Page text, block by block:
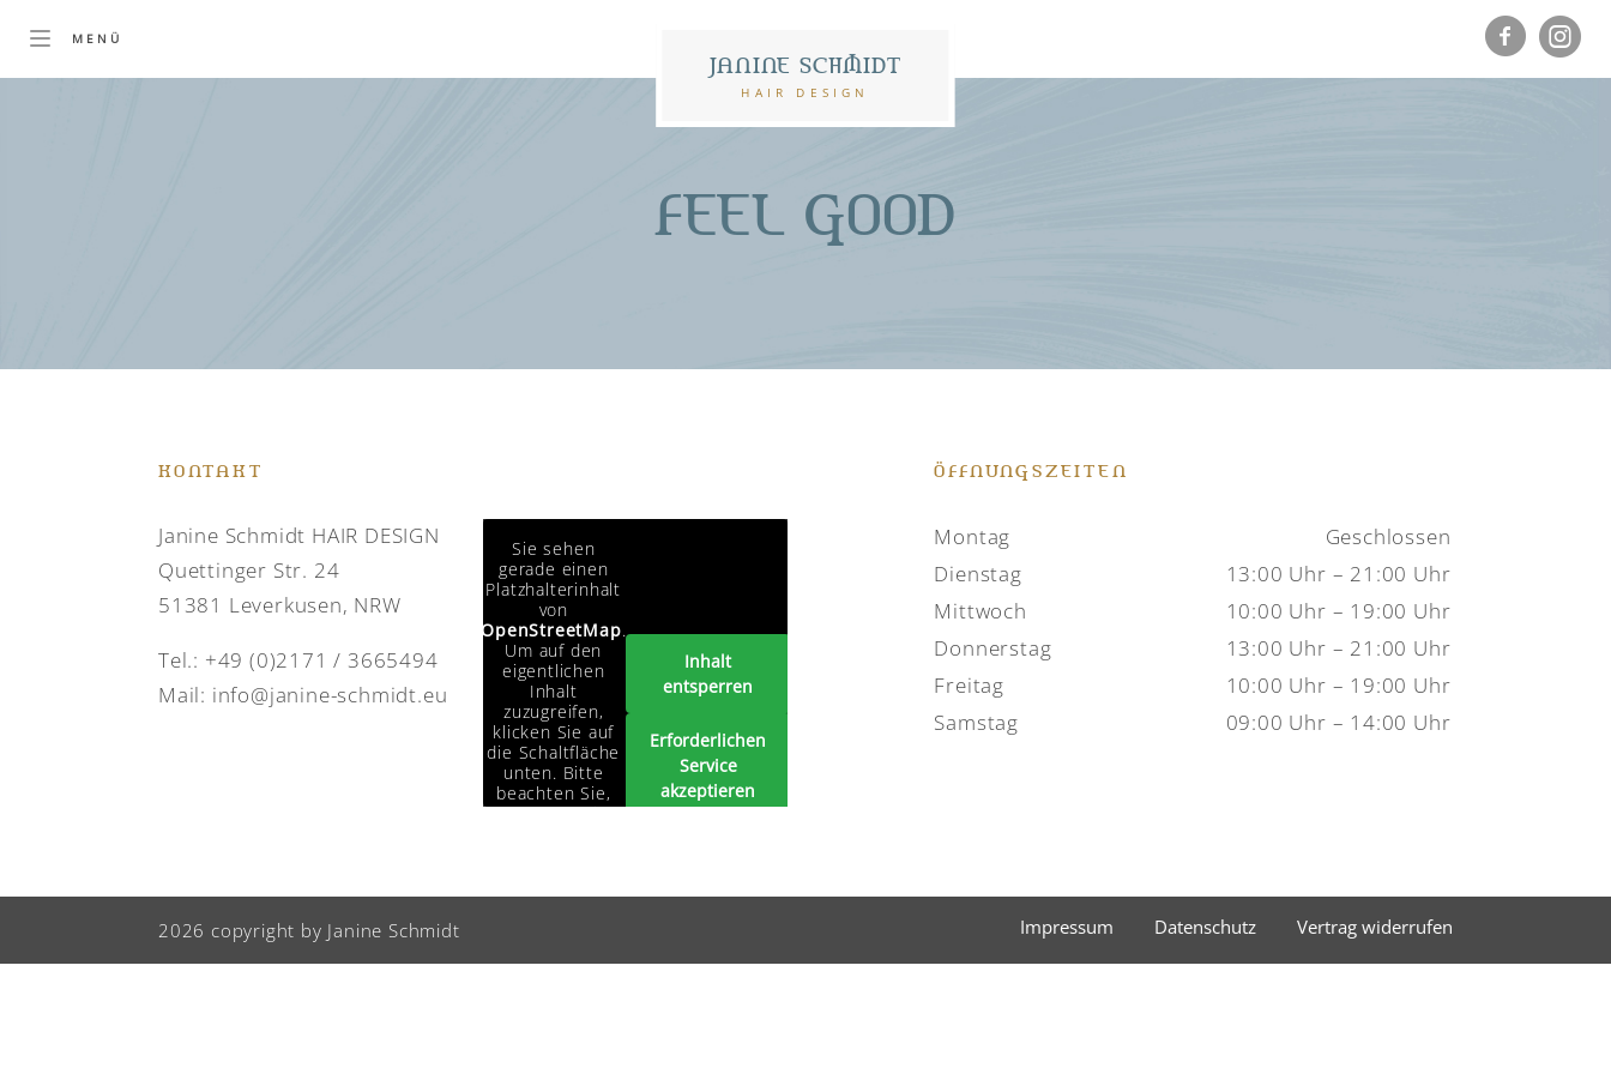
JANINE SCHMIDT
HAIR DESIGN
FEEL GOOD
KONTAKT
Janine Schmidt HAIR DESIGN
Quettinger Str. 24
51381 Leverkusen, NRW
Tel.: +49 (0)2171 / 3665494
Mail: info@janine-schmidt.eu
Sie sehen
gerade einen
Platzhalterinhalt
von
OpenStreetMap.
Um auf den
eigentlichen
Inhalt
zuzugreifen,
klicken Sie auf
die Schaltfläche
unten. Bitte
beachten Sie,
dass dabei
werden.
Inhalt
entsperren
Erforderlichen
Service
akzeptieren
ÖFFNUNGSZEITEN
Montag
Geschlossen
Dienstag
13:00 Uhr – 21:00 Uhr
Mittwoch
10:00 Uhr – 19:00 Uhr
Donnerstag
13:00 Uhr – 21:00 Uhr
Freitag
10:00 Uhr – 19:00 Uhr
Samstag
09:00 Uhr – 14:00 Uhr
2026 copyright by Janine Schmidt Impressum Datenschutz Vertrag widerrufen